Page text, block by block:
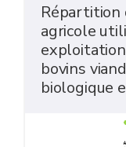
Répartition
agricole
bovins
biologique